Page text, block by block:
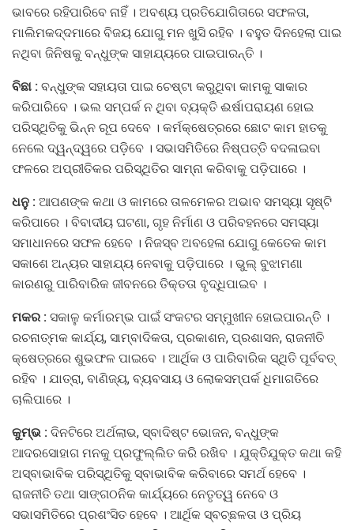
ଭାବରେ ରହିପାରିବେ ନାହିଁ । ଅବଶ୍ୟ ପ୍ରତିଯୋଗିତାରେ ସଫଳତା,
ମାଲିମକଦ୍ଦମାରେ ବିଜୟ ଯୋଗୁ ମନ ଖୁସି ରହିବ । ବହୁତ ଦିନହେଲା ପାଇ
ନଥିବା ଜିନିଷକୁ ବନ୍ଧୁଙ୍କ ସାହାଯ୍ୟରେ ପାଇପାରନ୍ତି ।
ବିଛା : ବନ୍ଧୁଙ୍କ ସହାୟତା ପାଇ ଚେଷ୍ଟା କରୁଥିବା କାମକୁ ସାକାର
କରିପାରିବେ । ଭଲ ସମ୍ପର୍କ ନ ଥିବା ବ୍ୟକ୍ତି ଈର୍ଷାପରାୟଣ ହୋଇ
ପରିସ୍ଥିତିକୁ ଭିନ୍ନ ରୂପ ଦେବେ । କର୍ମକ୍ଷେତ୍ରରେ ଛୋଟ କାମ ହାତକୁ
ନେଲେ ଦ୍ୱନ୍ଦ୍ୱରେ ପଡ଼ିବେ । ସଭାସମିତିରେ ନିଷ୍ପତ୍ତି ବଦଳାଇବା
ଫଳରେ ଅପ୍ରୀତିକର ପରିସ୍ଥିତିର ସାମ୍‌ନା କରିବାକୁ ପଡ଼ିପାରେ ।
ଧନୁ : ଆପଣଙ୍କ କଥା ଓ କାମରେ ତାଳମେଳର ଅଭାବ ସମସ୍ୟା ସୃଷ୍ଟି
କରିପାରେ । ବିବାଦୀୟ ଘଟଣା, ଗୃହ ନିର୍ମାଣ ଓ ପରିବହନରେ ସମସ୍ୟା
ସମାଧାନରେ ସଫଳ ହେବେ । ନିଜସ୍ବ ଅବହେଳା ଯୋଗୁ କେତେକ କାମ
ସକାଶେ ଅନ୍ୟର ସାହାଯ୍ୟ ନେବାକୁ ପଡ଼ିପାରେ । ଭୁଲ୍‌ ବୁଝାମଣା
କାରଣରୁ ପାରିବାରିକ ଜୀବନରେ ତିକ୍ତତା ବୃଦ୍ଧିପାଇବ ।
ମକର : ସକାଳୁ କର୍ମାରମ୍ଭ ପାଇଁ ସଂକଟର ସମ୍ମୁଖୀନ ହୋଇପାରନ୍ତି ।
ରଚନାତ୍ମକ କାର୍ଯ୍ୟ, ସାମ୍ବାଦିକତା, ପ୍ରକାଶନ, ପ୍ରଶାସନ, ରାଜନୀତି
କ୍ଷେତ୍ରରେ ଶୁଭଫଳ ପାଇବେ । ଆର୍ଥିକ ଓ ପାରିବାରିକ ସ୍ଥିତି ପୂର୍ବବତ୍‌
ରହିବ । ଯାତ୍ରା, ବାଣିଜ୍ୟ, ବ୍ୟବସାୟ ଓ ଲୋକସମ୍ପର୍କ ଧିମାଗତିରେ
ଚାଲିପାରେ ।
କୁମ୍ଭ : ଦିନଟିରେ ଅର୍ଥଲାଭ, ସ୍ବାଦିଷ୍ଟ ଭୋଜନ, ବନ୍ଧୁଙ୍କ
ଆଦରସୋହାଗ ମନକୁ ପ୍ରଫୁଲ୍ଲିତ କରି ରଖିବ । ଯୁକ୍ତିଯୁକ୍ତ କଥା କହି
ଅସ୍ବାଭାବିକ ପରିସ୍ଥିତିକୁ ସ୍ବାଭାବିକ କରିବାରେ ସମର୍ଥ ହେବେ ।
ରାଜନୀତି ତଥା ସାଙ୍ଗଠନିକ କାର୍ଯ୍ୟରେ ନେତୃତ୍ୱ ନେବେ ଓ
ସଭାସମିତିରେ ପ୍ରଶଂସିତ ହେବେ । ଆର୍ଥିକ ସ୍ବଚ୍ଛଳତା ଓ ପ୍ରିୟ